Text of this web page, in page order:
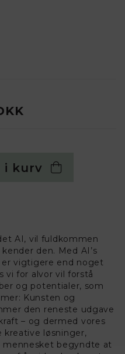
i kurv
AI, vil fuldkommen
den. Med AI’s
vigtigere end noget
vi for alvor vil forstå
og potentialer, som
Kunsten og
den reneste udgave
– og dermed vores
løsninger,
begyndte at